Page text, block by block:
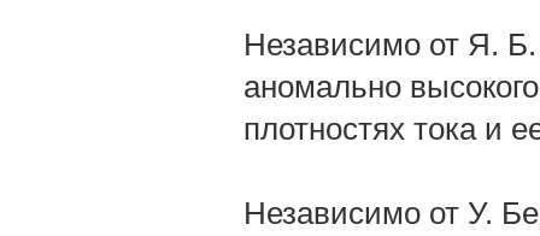
Независимо от Я.
аномально
плотностях тока и
Независимо от У.